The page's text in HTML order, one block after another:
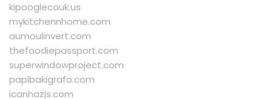
kipooglecouk.us
mykitchennhome.com
aumoulinvert.com
thefoodiepassport.com
superwindowproject.com
papibakigrafo.com
icanhazjs.com